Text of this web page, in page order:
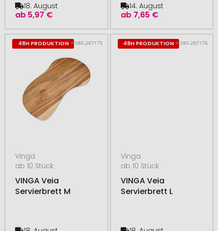
ab 5,97 €
18. August
ab 7,65 €
14. August
48H PRODUKTION # 580.287175
Vinga
ab 10 Stück
VINGA Veia
Servierbrett M
48H PRODUKTION # 580.287176
Vinga
ab 10 Stück
VINGA Veia
Servierbrett L